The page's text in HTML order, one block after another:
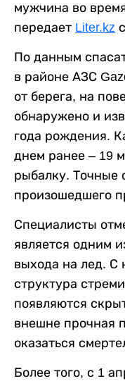
мужчина во
передает Liter.kz
По данным
в районе АЗС
от берега, на
обнаружено и
года рождения.
днем ранее – 19
рыбалку. Точные
произошедшего
Специалисты
является одним
выхода на лед. С
структура
появляются
внешне прочная
оказаться
Более того, с 1